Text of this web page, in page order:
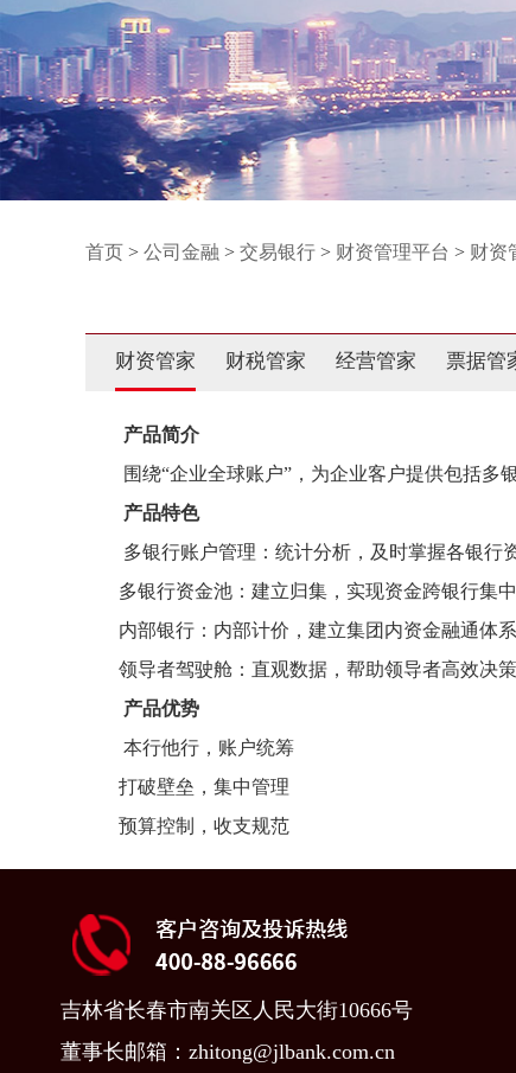
首页 > 公司金融 > 交易银行 > 财资管理平台 > 财资
财资管家 财税管家 经营管家 票据管
产品简介
围绕“企业全球账户”，为企业客户提供包括多银
产品特色
多银行账户管理：统计分析，及时掌握各银行资
多银行资金池：建立归集，实现资金跨银行集中
内部银行：内部计价，建立集团内资金融通体系
领导者驾驶舱：直观数据，帮助领导者高效决策
产品优势
本行他行，账户统筹
打破壁垒，集中管理
预算控制，收支规范
吉林省长春市南关区人民大街10666号
董事长邮箱：zhitong@jlbank.com.cn